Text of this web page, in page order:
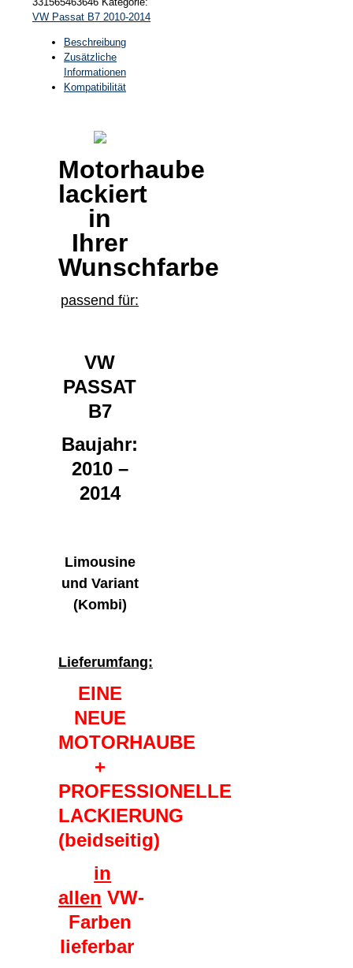
VW Passat B7 2010-2014
Beschreibung
Zusätzliche
Informationen
Kompatibilität
Motorhaube
lackiert
in
Ihrer
Wunschfarbe
passend für:
VW
PASSAT
B7
Baujahr:
2010 –
2014
Limousine
und Variant
(Kombi)
Lieferumfang:
EINE
NEUE
MOTORHAUBE
+
PROFESSIONELLE
LACKIERUNG
(beidseitig)
in
allen VW-
Farben
lieferbar